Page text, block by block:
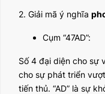
2. Giải mã ý nghĩa
Cụm “47AD”:
Số 4 đại diện cho sự
cho sự phát triển
tiến thủ. “AD” là sự